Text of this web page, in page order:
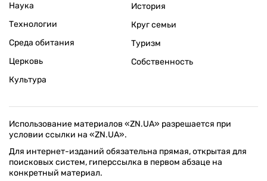
Наука
Технологии
Среда обитания
Церковь
Культура
История
Круг семьи
Туризм
Собственность
Использование материалов «ZN.UA» разрешается при
условии ссылки на «ZN.UA».
Для интернет-изданий обязательна прямая, открытая для
поисковых систем, гиперссылка в первом абзаце на
конкретный материал.